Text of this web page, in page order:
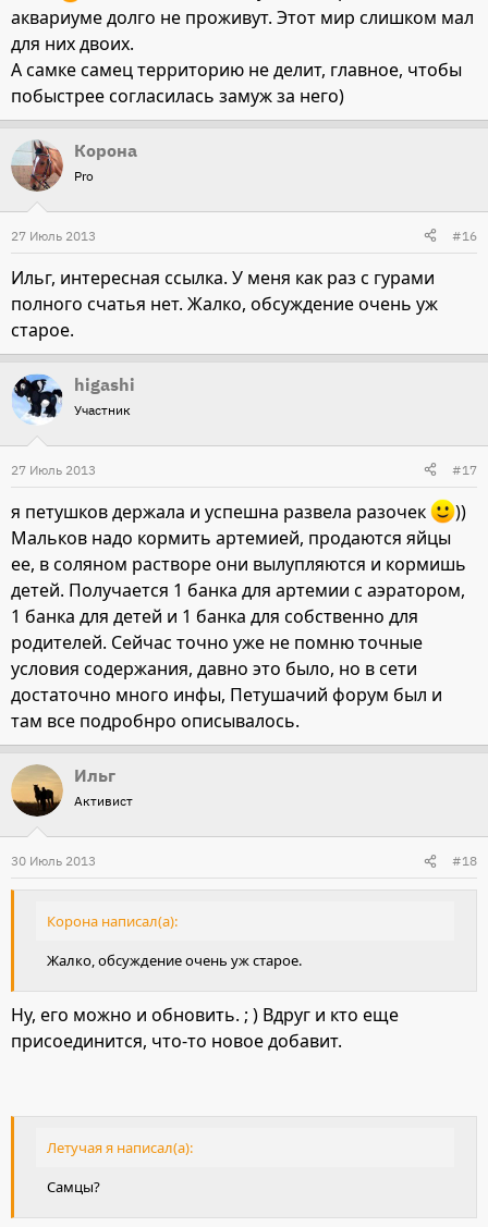
аквариуме долго не проживут. Этот мир слишком мал
для них двоих.
А самке самец территорию не делит, главное, чтобы
побыстрее согласилась замуж за него)
Корона
Pro
27 Июль 2013 #16
Ильг, интересная ссылка. У меня как раз с гурами
полного счатья нет. Жалко, обсуждение очень уж
старое.
higashi
Участник
27 Июль 2013 #17
я петушков держала и успешна развела разочек
))
Мальков надо кормить артемией, продаются яйцы
ее, в соляном растворе они вылупляются и кормишь
детей. Получается 1 банка для артемии с аэратором,
1 банка для детей и 1 банка для собственно для
родителей. Сейчас точно уже не помню точные
условия содержания, давно это было, но в сети
достаточно много инфы, Петушачий форум был и
там все подробнро описывалось.
Ильг
Активист
30 Июль 2013 #18
Корона написал(а):
Жалко, обсуждение очень уж старое.
Ну, его можно и обновить. ; ) Вдруг и кто еще
присоединится, что-то новое добавит.
Летучая я написал(а):
Самцы?